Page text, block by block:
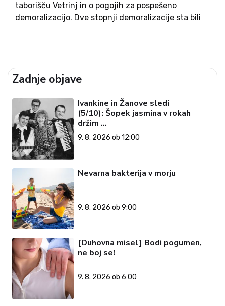
taborišču Vetrinj in o pogojih za pospešeno
demoralizacijo. Dve stopnji demoralizacije sta bili
Zadnje objave
Ivankine in Žanove sledi
(5/10): Šopek jasmina v rokah
držim …
9. 8. 2026 ob 12:00
Nevarna bakterija v morju
9. 8. 2026 ob 9:00
[Duhovna misel] Bodi pogumen,
ne boj se!
9. 8. 2026 ob 6:00